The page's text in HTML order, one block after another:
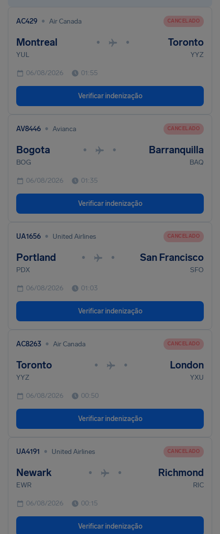
AC429 • Air Canada CANCELADO
Montreal • • Toronto
YUL YYZ
06/08/2026 01:55
Verificar indenização
AV8446 • Avianca CANCELADO
Bogota • • Barranquilla
BOG BAQ
06/08/2026 01:35
Verificar indenização
UA1656 • United Airlines CANCELADO
Portland • • San Francisco
PDX SFO
06/08/2026 01:03
Verificar indenização
AC8263 • Air Canada CANCELADO
Toronto • • London
YYZ YXU
06/08/2026 00:50
Verificar indenização
UA4191 • United Airlines CANCELADO
Newark • • Richmond
EWR RIC
06/08/2026 00:15
Verificar indenização